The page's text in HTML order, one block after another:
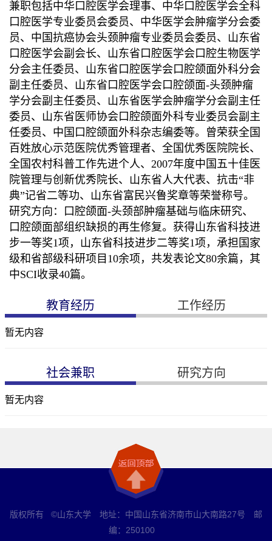
兼职包括中华口腔医学会理事、中华口腔医学会全科
口腔医学专业委员会委员、中华医学会肿瘤学分会委
员、中国抗癌协会头颈肿瘤专业委员会委员、山东省
口腔医学会副会长、山东省口腔医学会口腔生物医学
分会主任委员、山东省口腔医学会口腔颌面外科分会
副主任委员、山东省口腔医学会口腔颌面-头颈肿瘤
学分会副主任委员、山东省医学会肿瘤学分会副主任
委员、山东省医师协会口腔颌面外科专业委员会副主
任委员、中国口腔颌面外科杂志编委等。 曾荣获全国
百姓放心示范医院优秀管理者、全国优秀医院院长、
全国农村科普工作先进个人、 2007年度中国五十佳医
院管理与创新优秀院长、山东省人大代表、抗击“非
典”记省二等功、山东省富民兴鲁奖章等荣誉称号。
研究方向：口腔颌面-头颈部肿瘤基础与临床研究、
口腔颌面部组织缺损的再生修复。获得山东省科技进
步一等奖1项，山东省科技进步二等奖1项，承担国家
级和省部级科研项目 10余项，共发表论文80余篇，其
中SCI收录40篇。
教育经历 工作经历
暂无内容
社会兼职 研究方向
暂无内容
版权所有 ©山东大学 地址：中国山东省济南市山大南路27号 邮
编：250100